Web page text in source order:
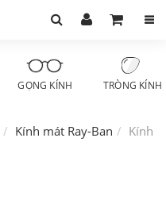
GỌNG KÍNH TRÒNG KÍNH
Kính mát Ray-Ban Kính